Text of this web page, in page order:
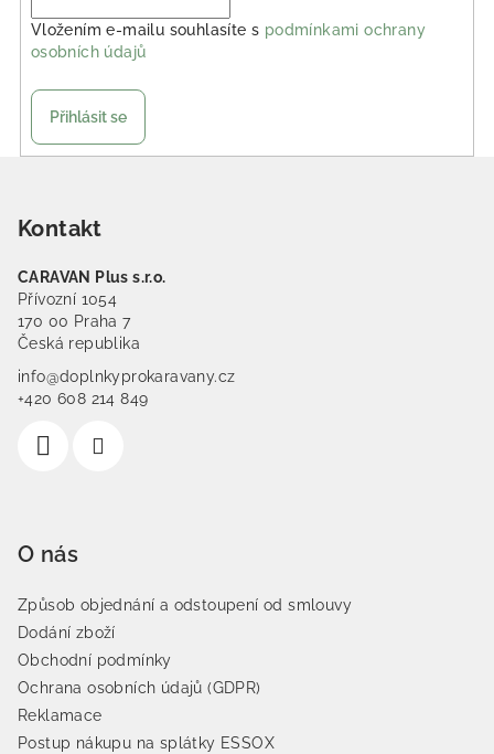
Vložením e-mailu souhlasíte s podmínkami ochrany
osobních údajů
Přihlásit se
Kontakt
CARAVAN Plus s.r.o.
Přívozní 1054
170 00 Praha 7
Česká republika
info@doplnkyprokaravany.cz
+420 608 214 849
O nás
Způsob objednání a odstoupení od smlouvy
Dodání zboží
Obchodní podmínky
Ochrana osobních údajů (GDPR)
Reklamace
Postup nákupu na splátky ESSOX